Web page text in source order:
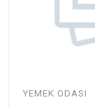
YEMEK ODASI